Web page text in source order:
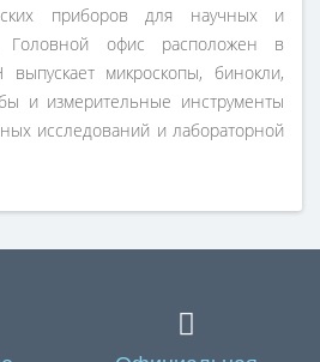
приборов для научных и
Головной офис расположен в
выпускает микроскопы, бинокли,
и измерительные инструменты
исследований и лабораторной